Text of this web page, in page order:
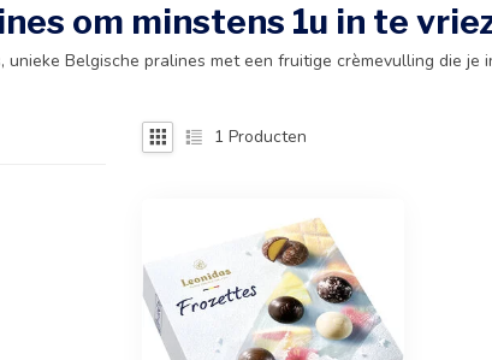
om minstens 1u in te
unieke Belgische pralines met een fruitige crèmevulling die
1 Producten